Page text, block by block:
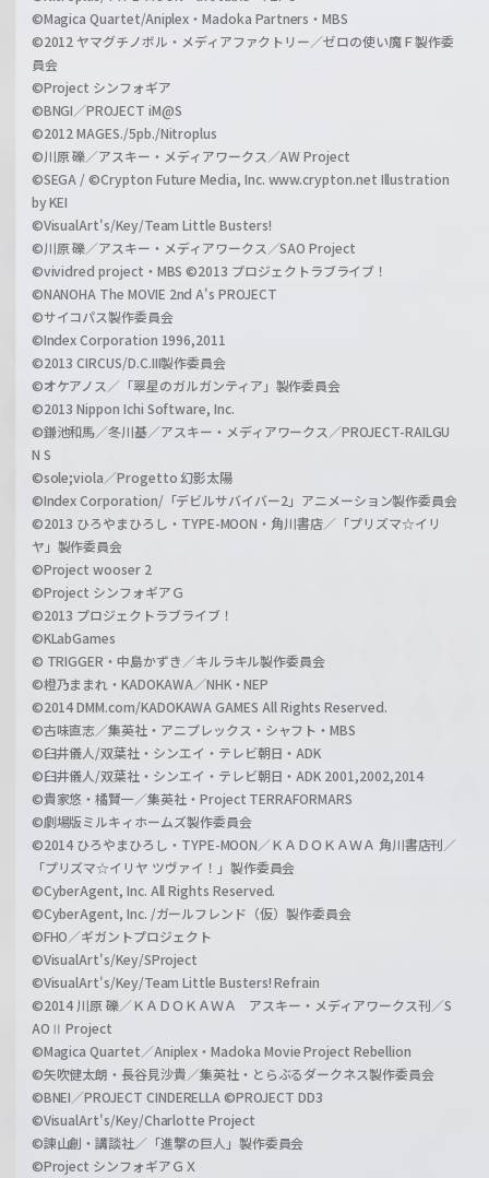
©Magica Quartet/Aniplex・Madoka Partners・MBS
©2012 ヤマグチノボル・メディアファクトリー／ゼロの使い魔Ｆ製作委
員会
©Project シンフォギア
©BNGI／PROJECT iM@S
©2012 MAGES./5pb./Nitroplus
©川原 礫／アスキー・メディアワークス／AW Project
©SEGA / ©Crypton Future Media, Inc. www.crypton.net Illustration
by KEI
©VisualArt's/Key/Team Little Busters!
©川原 礫／アスキー・メディアワークス／SAO Project
©vividred project・MBS ©2013 プロジェクトラブライブ！
©NANOHA The MOVIE 2nd A's PROJECT
©サイコパス製作委員会
©Index Corporation 1996,2011
©2013 CIRCUS/D.C.III製作委員会
©オケアノス／「翠星のガルガンティア」製作委員会
©2013 Nippon Ichi Software, Inc.
©鎌池和馬／冬川基／アスキー・メディアワークス／PROJECT-RAILGU
N S
©sole;viola／Progetto 幻影太陽
©Index Corporation/「デビルサバイバー2」アニメーション製作委員会
©2013 ひろやまひろし・TYPE-MOON・角川書店／「プリズマ☆イリ
ヤ」製作委員会
©Project wooser 2
©Project シンフォギアＧ
©2013 プロジェクトラブライブ！
©KLabGames
© TRIGGER・中島かずき／キルラキル製作委員会
©橙乃ままれ・KADOKAWA／NHK・NEP
©2014 DMM.com/KADOKAWA GAMES All Rights Reserved.
©古味直志／集英社・アニプレックス・シャフト・MBS
©臼井儀人/双葉社・シンエイ・テレビ朝日・ADK
©臼井儀人/双葉社・シンエイ・テレビ朝日・ADK 2001,2002,2014
©貴家悠・橘賢一／集英社・Project TERRAFORMARS
©劇場版ミルキィホームズ製作委員会
©2014 ひろやまひろし・TYPE-MOON／ＫＡＤＯＫＡＷＡ 角川書店刊／
「プリズマ☆イリヤ ツヴァイ！」製作委員会
©CyberAgent, Inc. All Rights Reserved.
©CyberAgent, Inc. /ガールフレンド（仮）製作委員会
©FHO／ギガントプロジェクト
©VisualArt's/Key/SProject
©VisualArt's/Key/Team Little Busters! Refrain
©2014 川原 礫／ＫＡＤＯＫＡＷＡ アスキー・メディアワークス刊／S
AOⅡ Project
©Magica Quartet／Aniplex・Madoka Movie Project Rebellion
©矢吹健太朗・長谷見沙貴／集英社・とらぶるダークネス製作委員会
©BNEI／PROJECT CINDERELLA ©PROJECT DD3
©VisualArt's/Key/Charlotte Project
©諫山創・講談社／「進撃の巨人」製作委員会
©Project シンフォギアＧＸ